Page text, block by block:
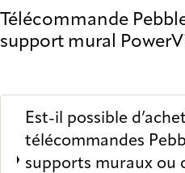
Télécommande
support mural
Est-il possible
télécommandes
supports muraux ou